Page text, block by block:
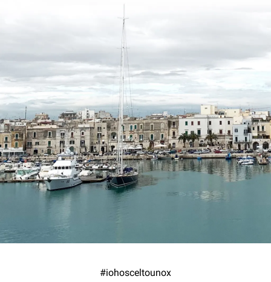
#iohosceltounox